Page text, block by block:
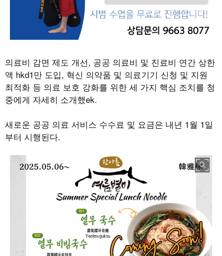
의료비 감면 제도 개선, 공공 의료비 및 진료비 연간 상한
액 hkd1만 도입, 혁신 의약품 및 의료기기 신청 및 지원
최적화 등 의료 보호 강화를 위한 세 가지 핵심 조치를 청
중에게 자세히 소개했ek.
새로운 공공 의료 서비스 수수료 및 요금은 내년 1월 1일
부터 시행된다.